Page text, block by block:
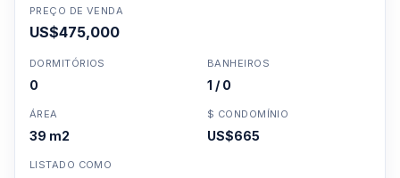
PREÇO DE VENDA
US$475,000
DORMITÓRIOS
0
BANHEIROS
1 / 0
ÁREA
39 m2
$ CONDOMÍNIO
US$665
LISTADO COMO